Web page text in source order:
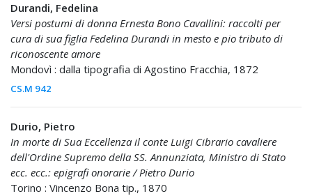
Durandi, Fedelina
Versi postumi di donna Ernesta Bono Cavallini: raccolti per
cura di sua figlia Fedelina Durandi in mesto e pio tributo di
riconoscente amore
Mondovì : dalla tipografia di Agostino Fracchia, 1872
CS.M 942
Durio, Pietro
In morte di Sua Eccellenza il conte Luigi Cibrario cavaliere
dell'Ordine Supremo della SS. Annunziata, Ministro di Stato
ecc. ecc.: epigrafi onorarie / Pietro Durio
Torino : Vincenzo Bona tip., 1870